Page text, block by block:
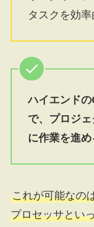
タスクを効率
ハイエンド
で、プロジ
に作業を進め
これが可能なの
プロセッサとい